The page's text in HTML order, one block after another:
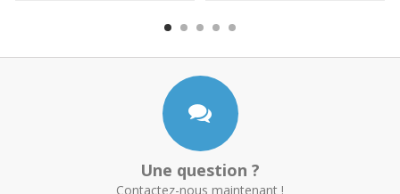
Une question ?
Contactez-nous maintenant !